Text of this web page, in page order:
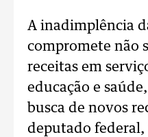
A inadimplência
compromete não
receitas em
educação e
busca de novos
deputado